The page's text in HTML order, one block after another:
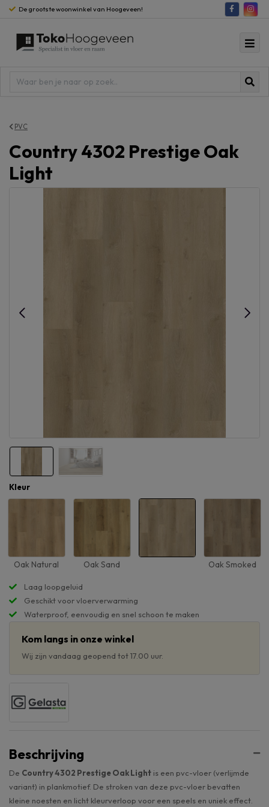
De grootste woonwinkel van Hoogeveen!
PVC
Country 4302 Prestige Oak
Light
Laag loopgeluid
Geschikt voor vloerverwarming
Waterproof, eenvoudig en snel schoon te maken
Kleur
Oak Natural Oak Sand Oak Smoked
Kom langs in onze winkel
Wij zijn vandaag geopend tot 17.00 uur.
Beschrijving
De Country 4302 Prestige Oak Light is een pvc-vloer (verlijmde
variant) in plankmotief. De stroken van deze pvc-vloer bevatten
kleine noesten en licht kleurverloop voor een speels en uniek effect.